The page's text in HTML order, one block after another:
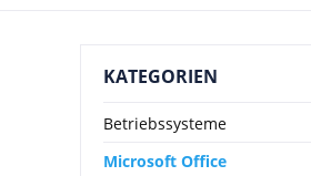
KATEGORIEN
Betriebssysteme
Microsoft Office